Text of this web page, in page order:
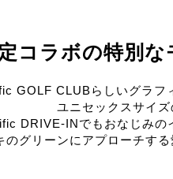
コラボの特別な
GOLF CLUBらしいグラフ
ユニセックスサイズ
DRIVE-INでもおなじみの
のグリーンにアプローチす